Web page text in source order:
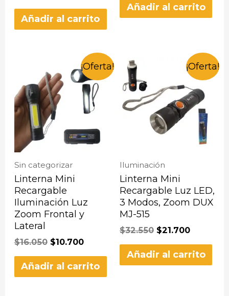
Añadir al carrito
Añadir al carrito
¡Oferta!
Sin categorizar
Linterna Mini
Recargable
Iluminación Luz
Zoom Frontal y
Lateral
$16.050 $10.700
Añadir al carrito
¡Oferta!
Iluminación
Linterna Mini
Recargable Luz LED,
3 Modos, Zoom DUX
MJ-515
$32.550 $21.700
Añadir al carrito